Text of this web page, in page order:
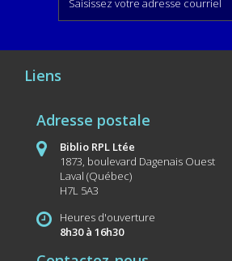
Liens
Adresse postale
Biblio RPL Ltée
1873, boulevard Dagenais Ouest
Laval (Québec)
H7L 5A3
Heures d'ouverture
8h30 à 16h30